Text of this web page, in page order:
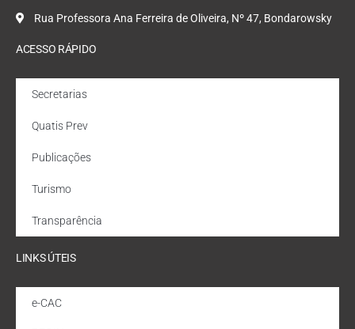
Rua Professora Ana Ferreira de Oliveira, Nº 47, Bondarowsky
ACESSO RÁPIDO
Secretarias
Quatis Prev
Publicações
Turismo
Transparência
LINKS ÚTEIS
e-CAC